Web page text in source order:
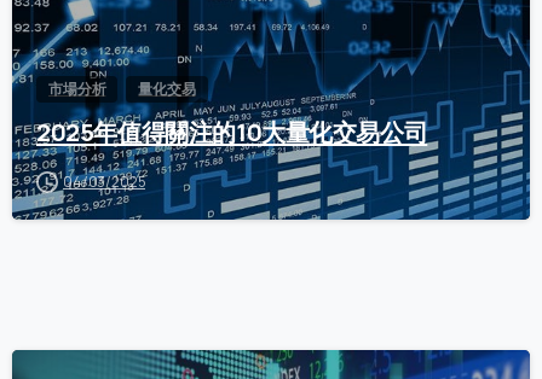
市場分析 量化交易
2025年值得關注的10大量化交易公司
04/03/2025